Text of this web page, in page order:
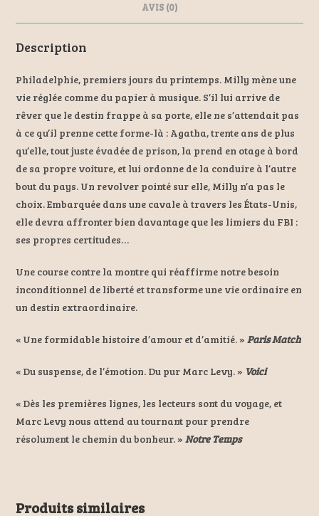
AVIS (0)
Description
Philadelphie, premiers jours du printemps. Milly mène une
vie réglée comme du papier à musique. S’il lui arrive de
rêver que le destin frappe à sa porte, elle ne s’attendait pas
à ce qu’il prenne cette forme-là : Agatha, trente ans de plus
qu’elle, tout juste évadée de prison, la prend en otage à bord
de sa propre voiture, et lui ordonne de la conduire à l’autre
bout du pays. Un revolver pointé sur elle, Milly n’a pas le
choix. Embarquée dans une cavale à travers les États-Unis,
elle devra affronter bien davantage que les limiers du FBI :
ses propres certitudes…
Une course contre la montre qui réaffirme notre besoin
inconditionnel de liberté et transforme une vie ordinaire en
un destin extraordinaire.
« Une formidable histoire d’amour et d’amitié. »Paris Match
« Du suspense, de l’émotion. Du pur Marc Levy. » Voici
« Dès les premières lignes, les lecteurs sont du voyage, et
Marc Levy nous attend au tournant pour prendre
résolument le chemin du bonheur. »Notre Temps
Produits similaires